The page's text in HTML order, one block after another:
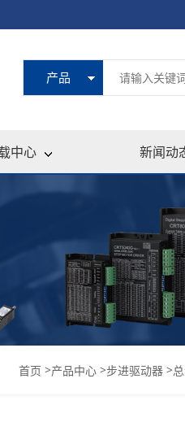
产品
中心 新闻动
首页 >产品中心 >步进驱动器 >